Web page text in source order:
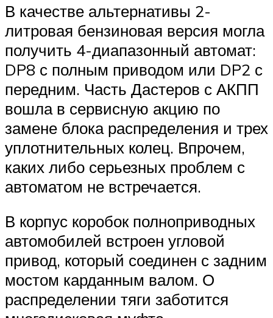
В качестве альтернативы 2-
литровая бензиновая версия могла
получить 4-диапазонный автомат:
DP8 с полным приводом или DP2 с
передним. Часть Дастеров с АКПП
вошла в сервисную акцию по
замене блока распределения и трех
уплотнительных колец. Впрочем,
каких либо серьезных проблем с
автоматом не встречается.
В корпус коробок полноприводных
автомобилей встроен угловой
привод, который соединен с задним
мостом карданным валом. О
распределении тяги заботится